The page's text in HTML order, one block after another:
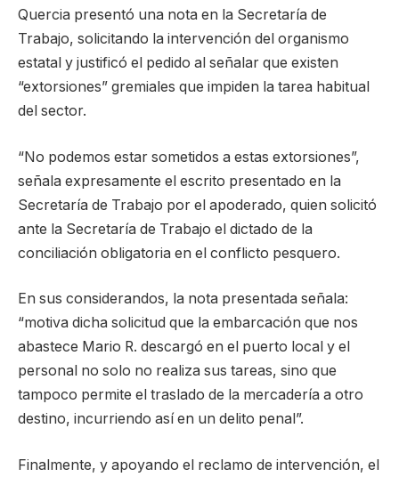
Quercia presentó una nota en la Secretaría de
Trabajo, solicitando la intervención del organismo
estatal y justificó el pedido al señalar que existen
“extorsiones” gremiales que impiden la tarea habitual
del sector.
“No podemos estar sometidos a estas extorsiones”,
señala expresamente el escrito presentado en la
Secretaría de Trabajo por el apoderado, quien solicitó
ante la Secretaría de Trabajo el dictado de la
conciliación obligatoria en el conflicto pesquero.
En sus considerandos, la nota presentada señala:
“motiva dicha solicitud que la embarcación que nos
abastece Mario R. descargó en el puerto local y el
personal no solo no realiza sus tareas, sino que
tampoco permite el traslado de la mercadería a otro
destino, incurriendo así en un delito penal”.
Finalmente, y apoyando el reclamo de intervención, el